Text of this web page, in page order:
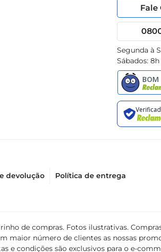
Fale
0800
Segunda à
Sábados: 8h
devolução Política de entrega
de compras. Fotos ilustrativas.
maior número de clientes as nossas
condições são exclusivos para o e-